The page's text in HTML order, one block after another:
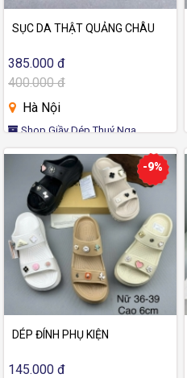
SỤC DA THẬT QUẢNG CHÂU
385.000 đ
400.000 đ
Hà Nội
Shop Giầy Dép Thuý Nga
-9%
DÉP ĐÍNH PHỤ KIỆN
145.000 đ